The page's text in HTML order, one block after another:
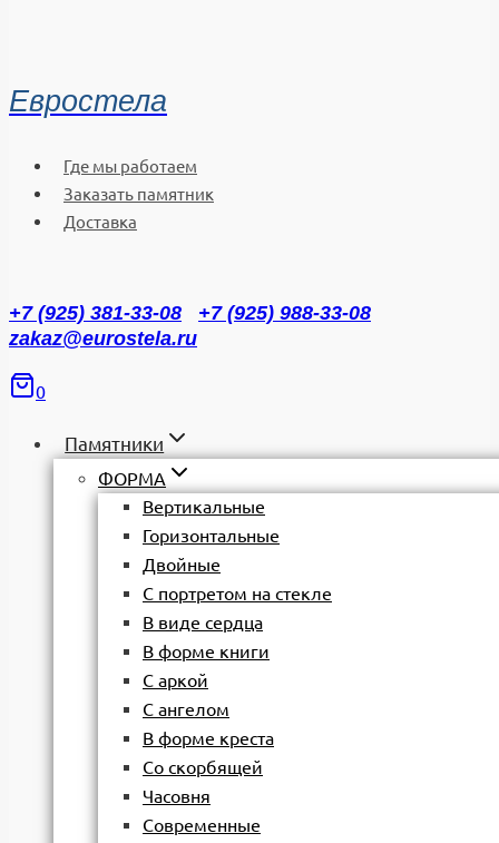
Евростела
Где мы работаем
Заказать памятник
Доставка
+7 (925) 381-33-08
+7 (925) 988-33-08
zakaz@eurostela.ru
0
Памятники
ФОРМА
Вертикальные
Горизонтальные
Двойные
С портретом на стекле
В виде сердца
В форме книги
С аркой
С ангелом
В форме креста
Со скорбящей
Часовня
Современные